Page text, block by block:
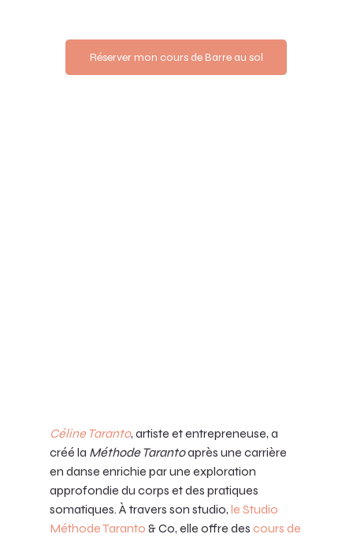
Réserver mon cours de Barre au sol
Céline Taranto, artiste et entrepreneuse, a
créé la Méthode Taranto après une carrière
en danse enrichie par une exploration
approfondie du corps et des pratiques
somatiques. À travers son studio, le Studio
Méthode Taranto & Co, elle offre des cours de